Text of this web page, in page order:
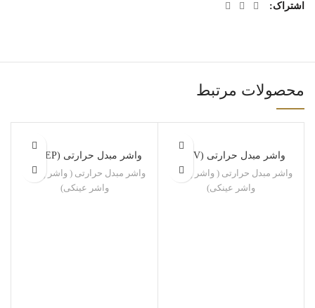
اشتراک
محصولات مرتبط
واشر مبدل حرارتی (APV)
واشر مبدل حرارتی ( واشر پلیت ،
واشر عینکی)
واشر مبدل حرارتی (SWEP)
واشر مبدل حرارتی ( واشر پلیت ،
واشر عینکی)